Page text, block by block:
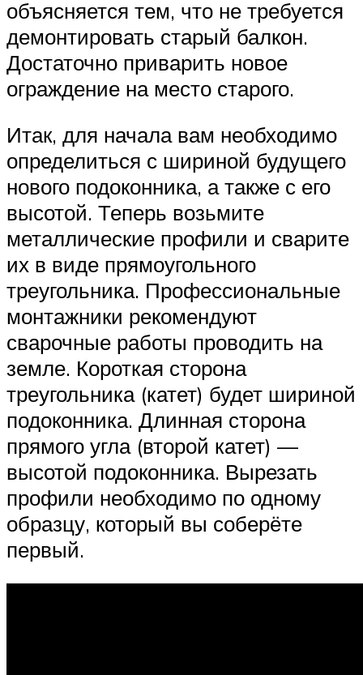
объясняется тем, что не требуется
демонтировать старый балкон.
Достаточно приварить новое
ограждение на место старого.
Итак, для начала вам необходимо
определиться с шириной будущего
нового подоконника, а также с его
высотой. Теперь возьмите
металлические профили и сварите
их в виде прямоугольного
треугольника. Профессиональные
монтажники рекомендуют
сварочные работы проводить на
земле. Короткая сторона
треугольника (катет) будет шириной
подоконника. Длинная сторона
прямого угла (второй катет) —
высотой подоконника. Вырезать
профили необходимо по одному
образцу, который вы соберёте
первый.